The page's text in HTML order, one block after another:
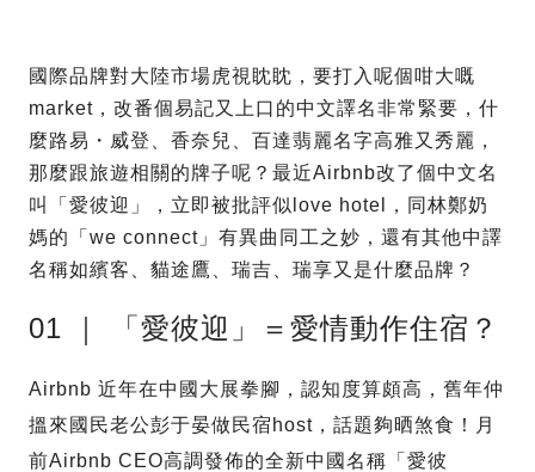
國際品牌對大陸市場虎視眈眈，要打入呢個咁大嘅
market，改番個易記又上口的中文譯名非常緊要，什
麼路易・威登、香奈兒、百達翡麗名字高雅又秀麗，
那麼跟旅遊相關的牌子呢？最近Airbnb改了個中文名
叫「愛彼迎」，立即被批評似love hotel，同林鄭奶
媽的「we connect」有異曲同工之妙，還有其他中譯
名稱如繽客、貓途鷹、瑞吉、瑞享又是什麼品牌？
01 ｜ 「愛彼迎」＝愛情動作住宿？
Airbnb 近年在中國大展拳腳，認知度算頗高，舊年仲
搵來國民老公彭于晏做民宿host，話題夠晒煞食！月
前Airbnb CEO高調發佈的全新中國名稱「愛彼